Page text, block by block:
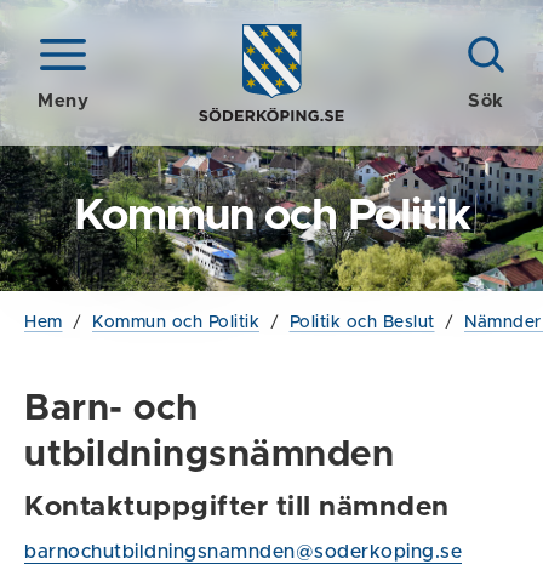
Meny Sök
Kommun och Politik
Hem / Kommun och Politik / Politik och Beslut /
Barn- och
utbildningsnämnden
Kontaktuppgifter till nämnden
barnochutbildningsnamnden@soderkoping.se